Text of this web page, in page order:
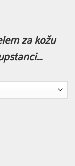
za kožu
EKCEMA quantity